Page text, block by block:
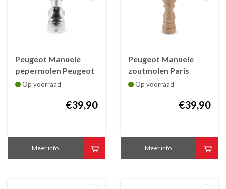
Peugeot Manuele
pepermolen Peugeot
Nancy acryl 18 cm
Op voorraad
€39,90
Meer info
Peugeot Manuele
zoutmolen Paris
naturel 18 cm
Op voorraad
€39,90
Meer info